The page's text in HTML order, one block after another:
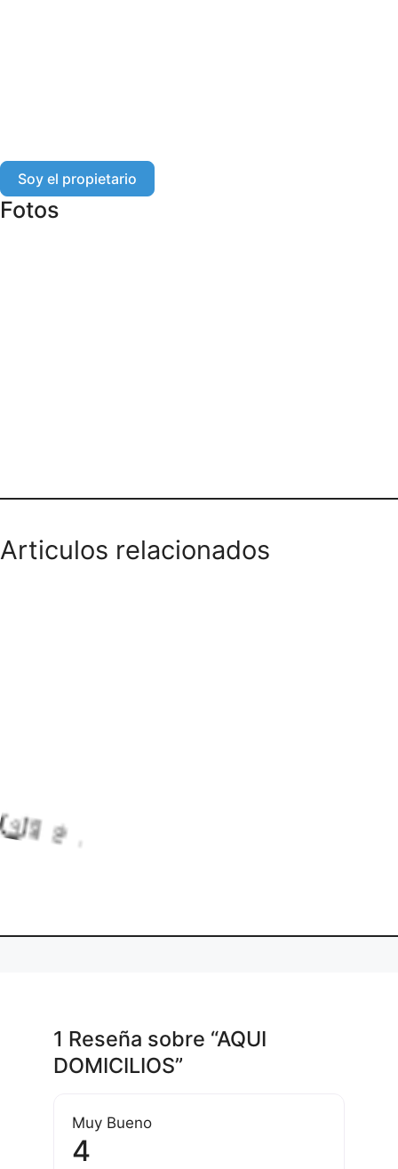
Soy el propietario
Fotos
Articulos relacionados
L
o
a
di
n
1 Reseña sobre “AQUI
DOMICILIOS”
Muy Bueno
4